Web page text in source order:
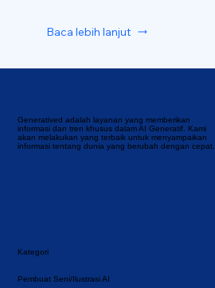
Generatived adalah layanan yang memberikan
informasi dan tren khusus dalam AI Generatif. Kami
akan melakukan yang terbaik untuk menyampaikan
informasi tentang dunia yang berubah dengan cepat.
Kategori
Pembuat Seni/Ilustrasi AI
Baca lebih lanjut